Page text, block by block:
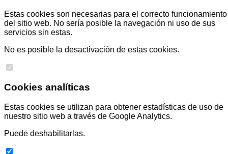
Estas cookies son necesarias para el correcto funcionamiento
del sitio web. No sería posible la navegación ni uso de sus
servicios sin estas.
No es posible la desactivación de estas cookies.
Cookies analíticas
Estas cookies se utilizan para obtener estadísticas de uso de
nuestro sitio web a través de Google Analytics.
Puede deshabilitarlas.